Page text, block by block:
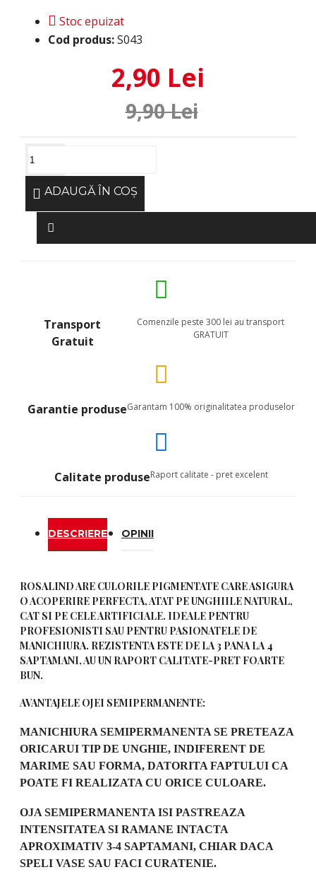
Stoc epuizat
Cod produs:S043
2,90 Lei
9,90 Lei
ADAUGĂ ÎN COŞ
Transport
Gratuit
Comenzile peste 300 lei au transport
GRATUIT
Garantie produseGarantam 100% originalitatea produselor
Calitate produseRaport calitate - pret excelent
DESCRIERE OPINII
ROSALIND ARE CULORILE PIGMENTATE CARE ASIGURA
O ACOPERIRE PERFECTA, ATAT PE UNGHIILE NATURAL,
CAT SI PE CELE ARTIFICIALE. IDEALE PENTRU
PROFESIONISTI SAU PENTRU PASIONATELE DE
MANICHIURA. REZISTENTA ESTE DE LA 3 PANA LA 4
SAPTAMANI, AU UN RAPORT CALITATE-PRET FOARTE
BUN.
AVANTAJELE OJEI SEMIPERMANENTE:
MANICHIURA SEMIPERMANENTA SE PRETEAZA
ORICARUI TIP DE UNGHIE, INDIFERENT DE
MARIME SAU FORMA, DATORITA FAPTULUI CA
POATE FI REALIZATA CU ORICE CULOARE.
OJA SEMIPERMANENTA ISI PASTREAZA
INTENSITATEA SI RAMANE INTACTA
APROXIMATIV 3-4 SAPTAMANI, CHIAR DACA
SPELI VASE SAU FACI CURATENIE.